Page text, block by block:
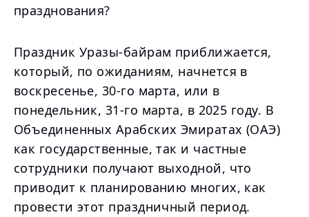
празднования?
Праздник Уразы-байрам приближается,
который, по ожиданиям, начнется в
воскресенье, 30-го марта, или в
понедельник, 31-го марта, в 2025 году. В
Объединенных Арабских Эмиратах (ОАЭ)
как государственные, так и частные
сотрудники получают выходной, что
приводит к планированию многих, как
провести этот праздничный период.